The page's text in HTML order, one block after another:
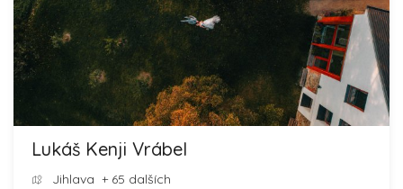
Lukáš Kenji Vrábel
Jihlava + 65 dalších